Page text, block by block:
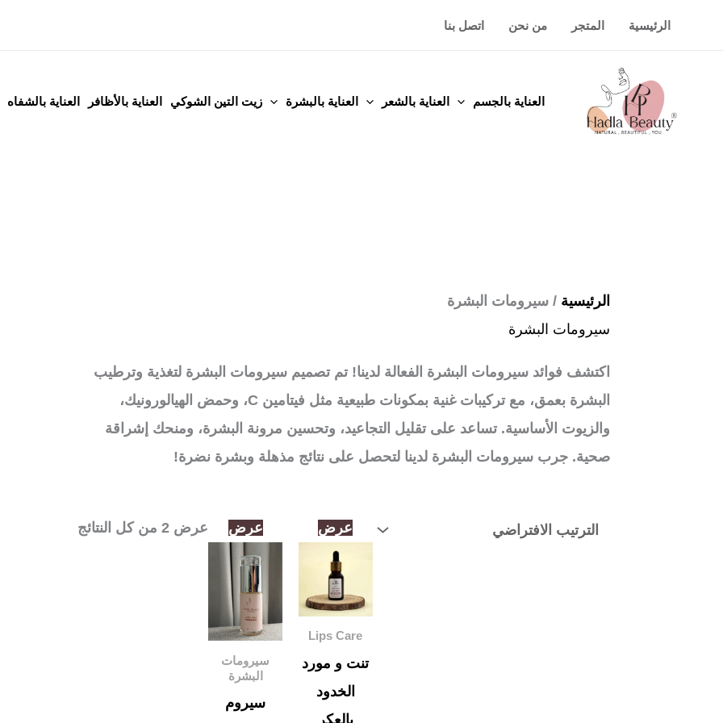
الرئيسية المتجر من نحن اتصل بنا
العناية بالجسم العناية بالشعر العناية بالبشرة زيت التين الشوكي العناية بالأظافر العناية بالشفاه
الرئيسية / سيرومات البشرة
سيرومات البشرة
اكتشف فوائد سيرومات البشرة الفعالة لدينا! تم تصميم سيرومات البشرة لتغذية وترطيب
البشرة بعمق، مع تركيبات غنية بمكونات طبيعية مثل فيتامين C، وحمض الهيالورونيك،
والزيوت الأساسية. تساعد على تقليل التجاعيد، وتحسين مرونة البشرة، ومنحك إشراقة
صحية. جرب سيرومات البشرة لدينا لتحصل على نتائج مذهلة وبشرة نضرة!
عرض ⁦2⁩ من كل النتائج عرض
Lips Care
تنت و مورد
الخدود
بالعكر
السعر
الأصلي
100,00د.إ.
عرض
سيرومات
البشرة
سيروم
السعر
الأصلي
هو:
325,00د.إ.
السعر
الحالي